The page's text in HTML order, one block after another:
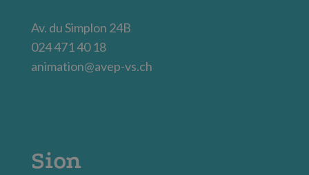
Av. du Simplon 24B
024 471 40 18
animation@avep-vs.ch
Sion